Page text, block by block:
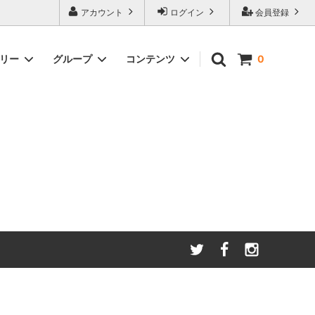
会員登録
ログイン
アカウント
0
ー グループ コンテンツ